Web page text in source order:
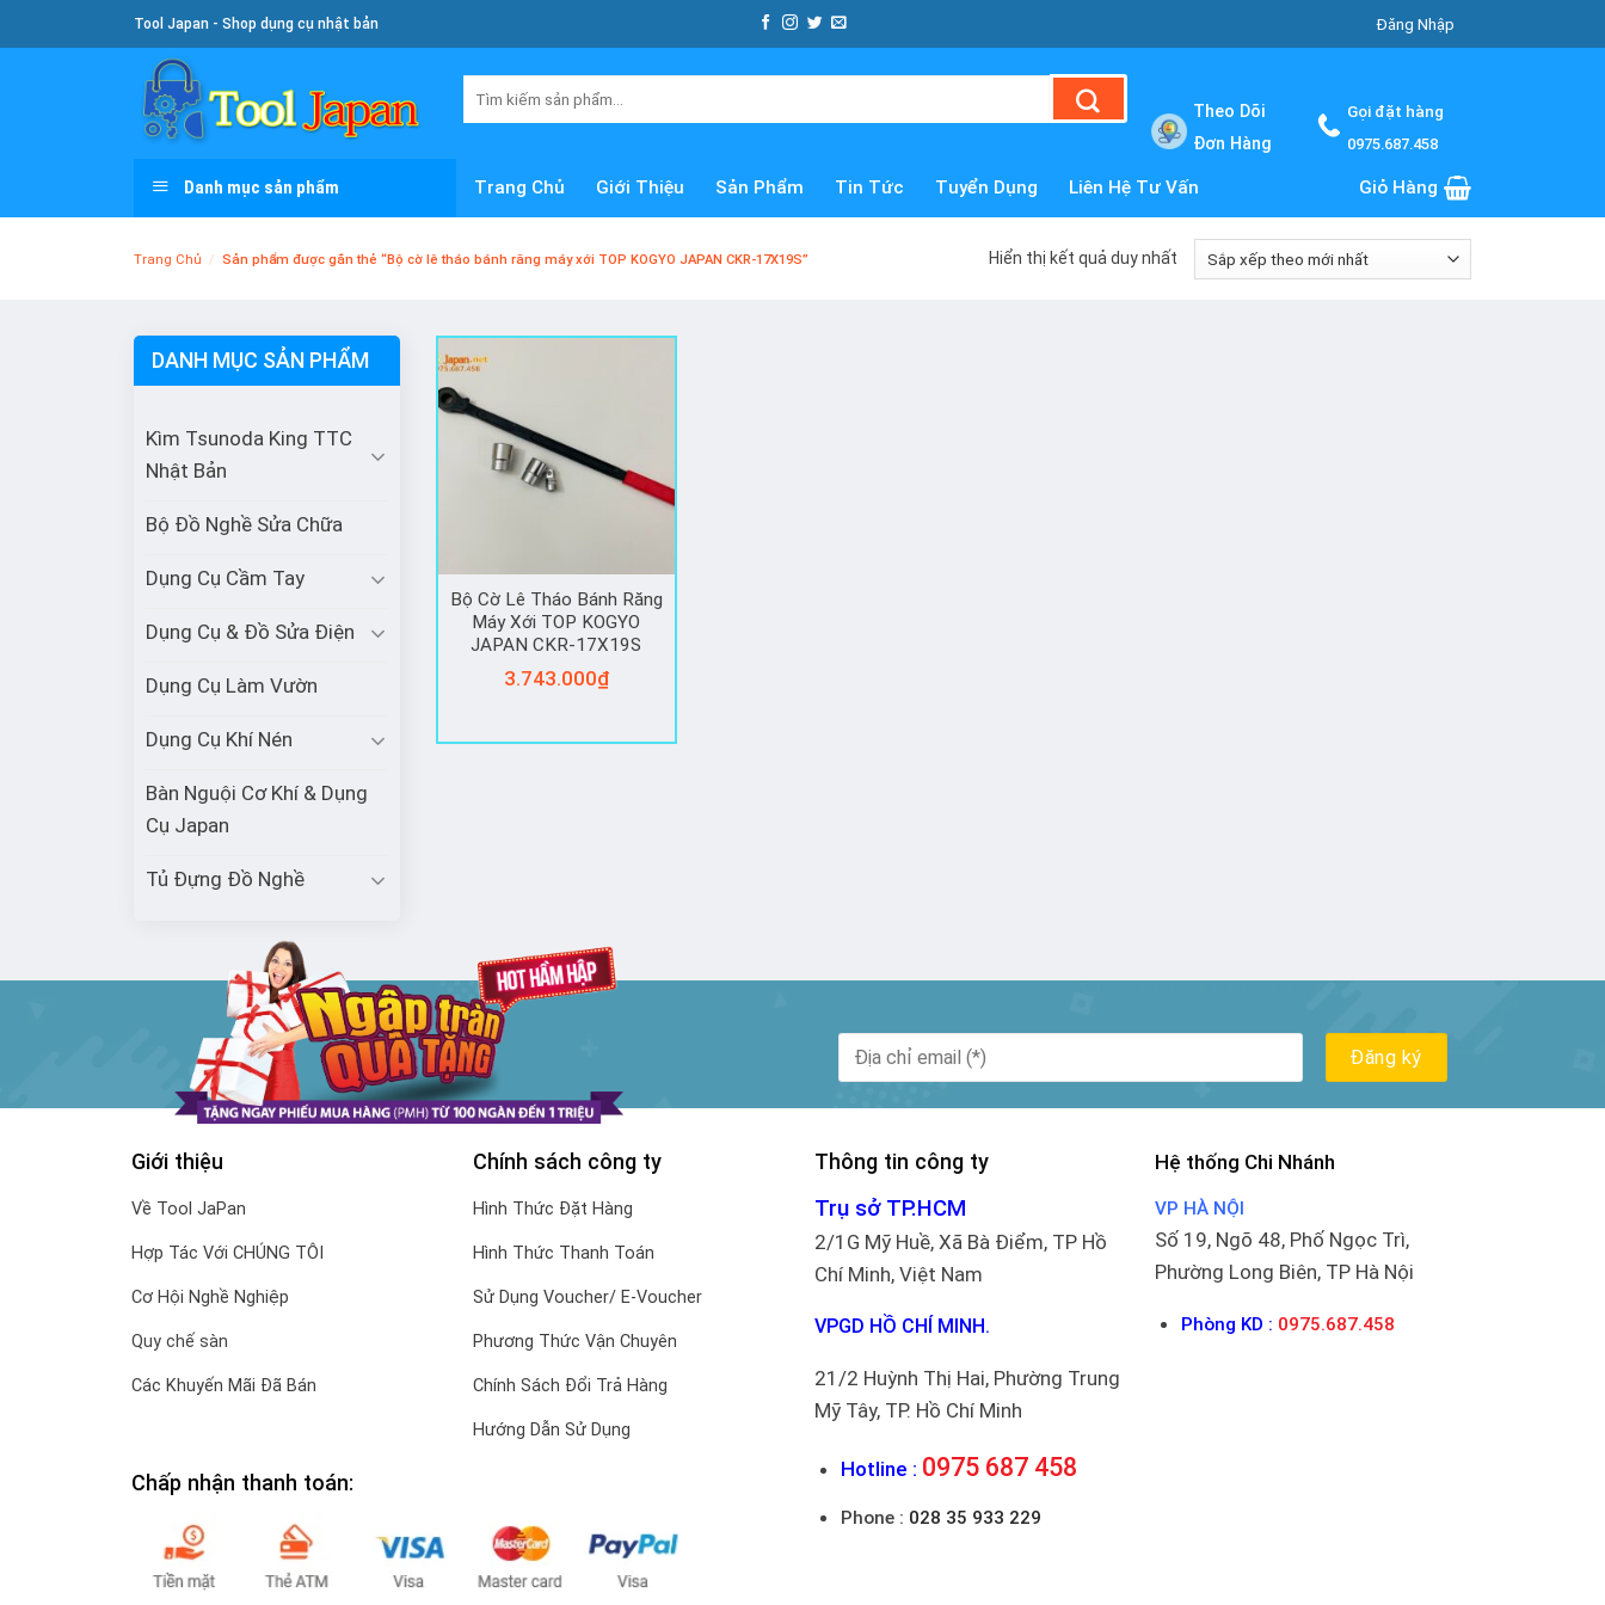
To
Tool Japan - Shop dụng cụ nhật bản Đăng Nhập
Theo Dõi
Đơn Hàng
Gọi đặt hàng
0975.687.458
Danh mục sản phẩm Trang Chủ Giới Thiệu Sản Phẩm Tin Tức Tuyển Dụng Liên Hệ Tư Vấn Giỏ Hàng
Trang Chủ / Sản phẩm được gắn thẻ “Bộ cờ lê tháo bánh răng máy xới TOP KOGYO JAPAN CKR-17X19S” Hiển thị kết quả duy nhất
DANH MỤC SẢN PHẨM
Kìm Tsunoda King TTC
Nhật Bản
Bộ Đồ Nghề Sửa Chữa
Dụng Cụ Cầm Tay
Dụng Cụ & Đồ Sửa Điện
Dụng Cụ Làm Vườn
Dụng Cụ Khí Nén
Bàn Nguội Cơ Khí & Dụng
Cụ Japan
Tủ Đựng Đồ Nghề
Bộ Cờ Lê Tháo Bánh Răng
Máy Xới TOP KOGYO
JAPAN CKR-17X19S
3.743.000₫
Giới thiệu
Về Tool JaPan
Hợp Tác Với CHÚNG TÔI
Cơ Hội Nghề Nghiệp
Quy chế sàn
Các Khuyến Mãi Đã Bán
Chính sách công ty
Hình Thức Đặt Hàng
Hình Thức Thanh Toán
Sử Dụng Voucher/ E-Voucher
Phương Thức Vận Chuyên
Chính Sách Đổi Trả Hàng
Hướng Dẫn Sử Dụng
Chấp nhận thanh toán:
Thông tin công ty
Trụ sở TP.HCM
2/1G Mỹ Huề, Xã Bà Điểm, TP Hồ
Chí Minh, Việt Nam
VPGD HỒ CHÍ MINH.
21/2 Huỳnh Thị Hai, Phường Trung
Mỹ Tây, TP. Hồ Chí Minh
Hotline : 0975 687 458
Phone : 028 35 933 229
Hệ thống Chi Nhánh
VP HÀ NỘI
Số 19, Ngõ 48, Phố Ngọc Trì,
Phường Long Biên, TP Hà Nội
Phòng KD : 0975.687.458